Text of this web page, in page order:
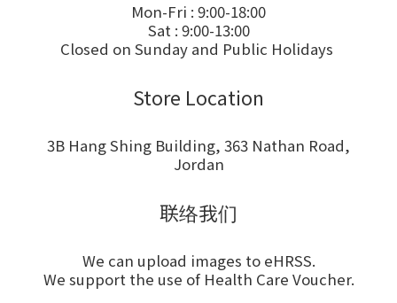
Mon-Fri : 9:00-18:00
Sat : 9:00-13:00
Closed on Sunday and Public Holidays
Store Location
3B Hang Shing Building, 363 Nathan Road,
Jordan
联络我们
We can upload images to eHRSS.
We support the use of Health Care Voucher.